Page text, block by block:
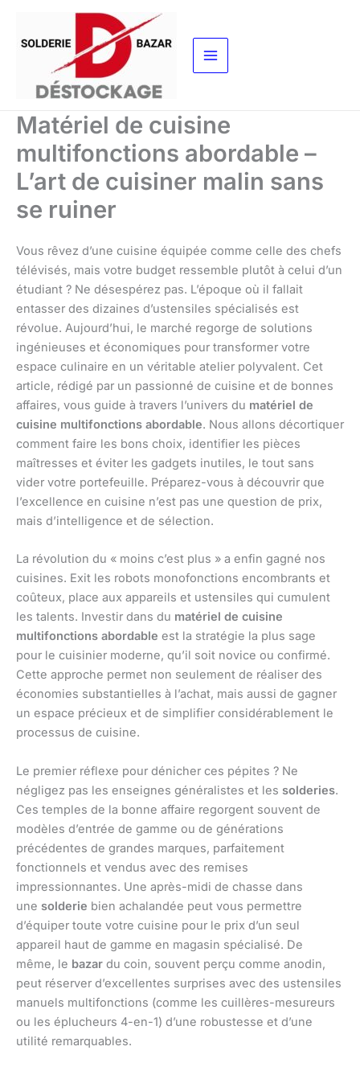
contenu
Matériel de cuisine
multifonctions abordable –
L’art de cuisiner malin sans
se ruiner
Vous rêvez d’une cuisine équipée comme celle des chefs
télévisés, mais votre budget ressemble plutôt à celui d’un
étudiant ? Ne désespérez pas. L’époque où il fallait
entasser des dizaines d’ustensiles spécialisés est
révolue. Aujourd’hui, le marché regorge de solutions
ingénieuses et économiques pour transformer votre
espace culinaire en un véritable atelier polyvalent. Cet
article, rédigé par un passionné de cuisine et de bonnes
affaires, vous guide à travers l’univers du matériel de
cuisine multifonctions abordable. Nous allons décortiquer
comment faire les bons choix, identifier les pièces
maîtresses et éviter les gadgets inutiles, le tout sans
vider votre portefeuille. Préparez-vous à découvrir que
l’excellence en cuisine n’est pas une question de prix,
mais d’intelligence et de sélection.
La révolution du « moins c’est plus » a enfin gagné nos
cuisines. Exit les robots monofonctions encombrants et
coûteux, place aux appareils et ustensiles qui cumulent
les talents. Investir dans du matériel de cuisine
multifonctions abordable est la stratégie la plus sage
pour le cuisinier moderne, qu’il soit novice ou confirmé.
Cette approche permet non seulement de réaliser des
économies substantielles à l’achat, mais aussi de gagner
un espace précieux et de simplifier considérablement le
processus de cuisine.
Le premier réflexe pour dénicher ces pépites ? Ne
négligez pas les enseignes généralistes et les solderies.
Ces temples de la bonne affaire regorgent souvent de
modèles d’entrée de gamme ou de générations
précédentes de grandes marques, parfaitement
fonctionnels et vendus avec des remises
impressionnantes. Une après-midi de chasse dans
une solderie bien achalandée peut vous permettre
d’équiper toute votre cuisine pour le prix d’un seul
appareil haut de gamme en magasin spécialisé. De
même, le bazar du coin, souvent perçu comme anodin,
peut réserver d’excellentes surprises avec des ustensiles
manuels multifonctions (comme les cuillères-mesureurs
ou les éplucheurs 4-en-1) d’une robustesse et d’une
utilité remarquables.